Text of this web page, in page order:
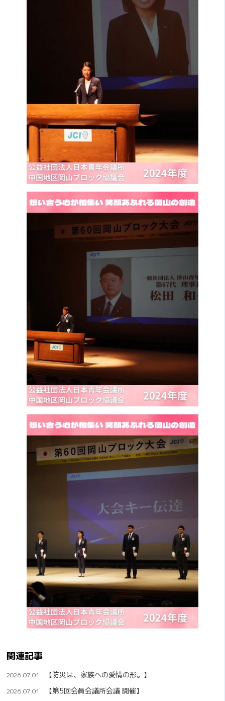
関連記事
2026.07.01 【防災は、家族への愛情の形。】
2026.07.01 【第5回会員会議所会議 開催】